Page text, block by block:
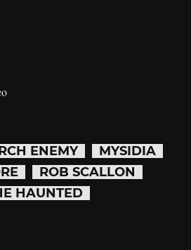
ENEMY
MYSIDIA
ROB SCALLON
HAUNTED